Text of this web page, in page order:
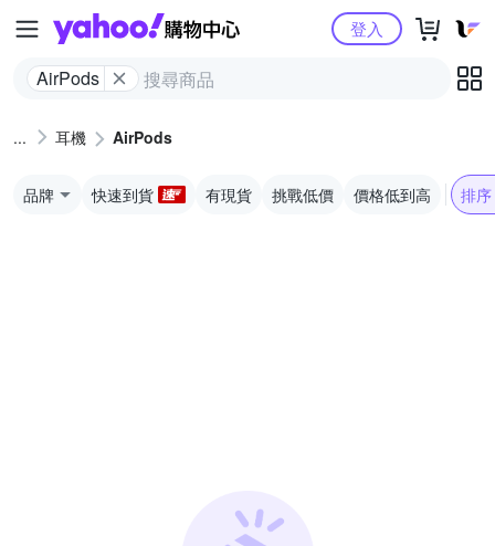
Yahoo購物中心
AirPods
登入
耳機 AirPods
品牌 快速到貨 有現貨 挑戰低價 價格低到高 排序